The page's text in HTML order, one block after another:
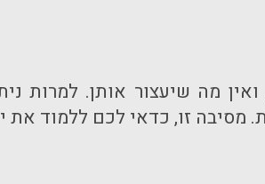
מה שיעצור אותן. למרות
זו, כדאי לכם ללמוד את